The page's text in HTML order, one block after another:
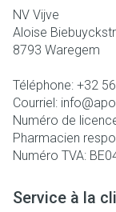
NV Vijve
Aloise
8793 Waregem
Téléphone: +32
Courriel: info@
Numéro de
Pharmacien
Numéro TVA:
Service à la